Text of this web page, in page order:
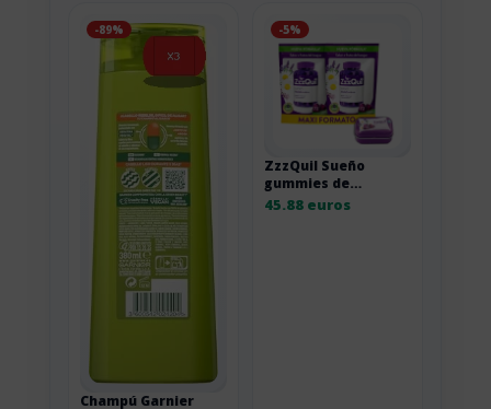
-89%
Champú Garnier
-5%
ZzzQuil Sueño
gummies de
melatonina frutos
45.88 euros